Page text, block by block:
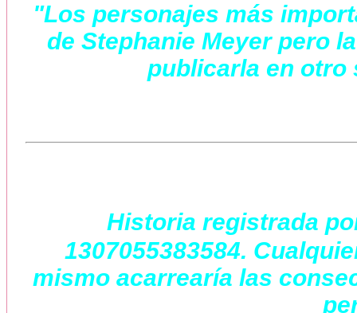
"Los personajes más
de Stephanie Meyer pero
publicarla en
Historia registrada
1307055383584.
mismo acarrearía las